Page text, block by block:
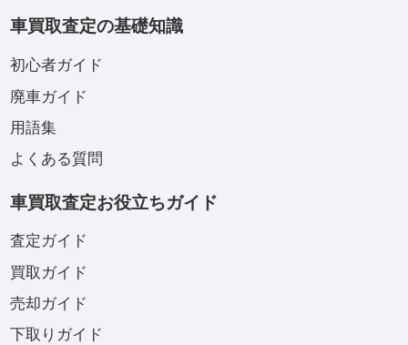
車買取査定の基礎知識
初心者ガイド
廃車ガイド
用語集
よくある質問
車買取査定お役立ちガイド
査定ガイド
買取ガイド
売却ガイド
下取りガイド